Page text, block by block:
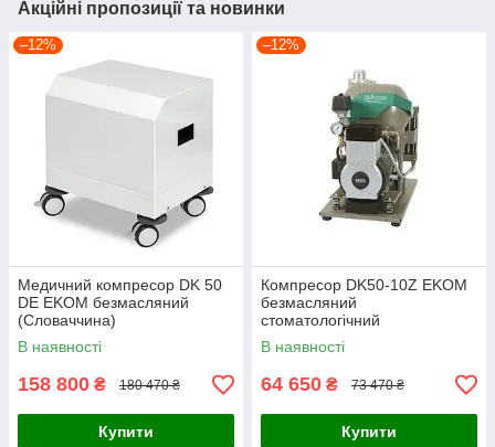
Акційні пропозиції та новинки
–12%
Медичний компресор DK 50
DE EKOM безмасляний
(Словаччина)
В наявності
158 800 ₴ 180 470 ₴
Купити
–12%
Компресор DK50-10Z EKOM
безмасляний
стоматологічний
(Словаччина)
В наявності
64 650 ₴ 73 470 ₴
Купити